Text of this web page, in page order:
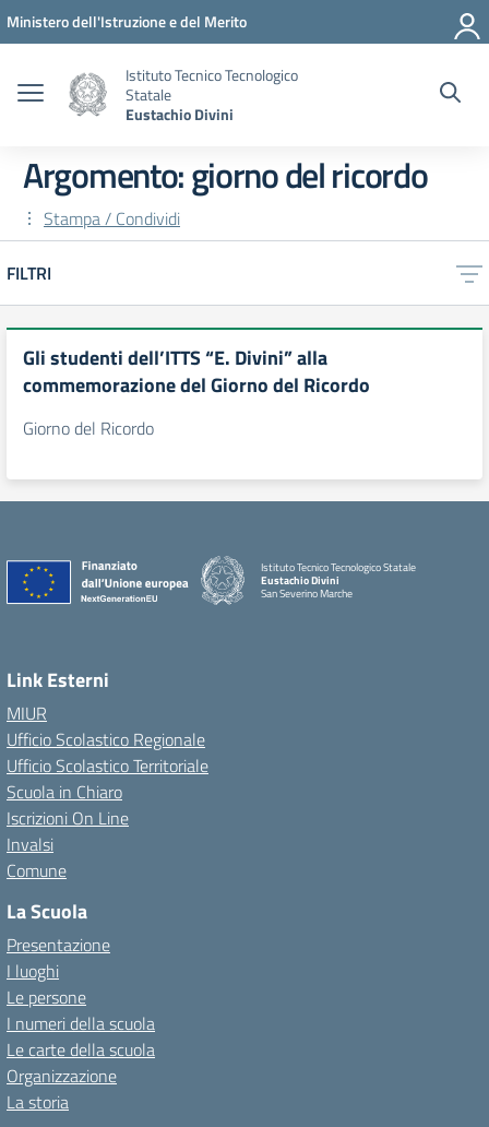
Vai ai contenuti
Vai al menu di navigazione
Vai al footer
Ministero dell'Istruzione e del Merito
Istituto Tecnico Tecnologico
Statale
Eustachio Divini
Argomento: giorno del ricordo
Stampa / Condividi
FILTRI
Gli studenti dell’ITTS “E. Divini” alla
commemorazione del Giorno del Ricordo
Giorno del Ricordo
Istituto Tecnico Tecnologico Statale
Eustachio Divini
San Severino Marche
Link Esterni
MIUR
Ufficio Scolastico Regionale
Ufficio Scolastico Territoriale
Scuola in Chiaro
Iscrizioni On Line
Invalsi
Comune
La Scuola
Presentazione
I luoghi
Le persone
I numeri della scuola
Le carte della scuola
Organizzazione
La storia